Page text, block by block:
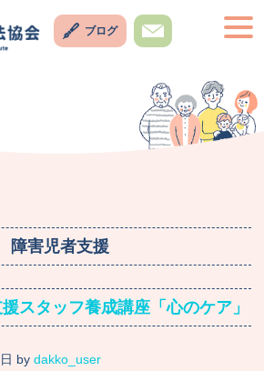
ブログ
障害児者支援
スタッフ養成講座「心のケア」
by dakko_user